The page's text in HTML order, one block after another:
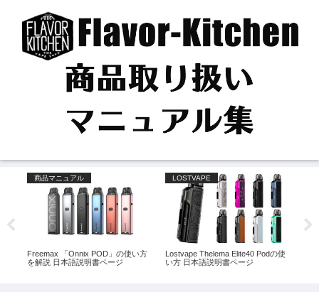
商品マニュアル
Freemax 「Onnix POD」の使い方
を解説 日本語説明書ページ
LOSTVAPE
Lostvape Thelema Elite40 Podの使
い方 日本語説明書ページ